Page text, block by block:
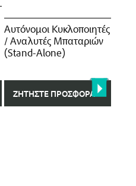
Αυτόνομοι Κυκλοποιητές
/ Αναλυτές Μπαταριών
(Stand-Αlone)
ΖΗΤΉΣΤΕ ΠΡΟΣΦΟΡΆ